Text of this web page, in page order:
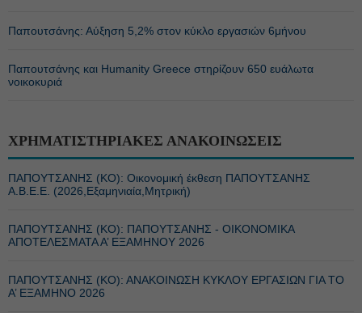
Παπουτσάνης: Αύξηση 5,2% στον κύκλο εργασιών 6μήνου
Παπουτσάνης και Humanity Greece στηρίζουν 650 ευάλωτα
νοικοκυριά
ΧΡΗΜΑΤΙΣΤΗΡΙΑΚΕΣ ΑΝΑΚΟΙΝΩΣΕΙΣ
ΠΑΠΟΥΤΣΑΝΗΣ (ΚΟ): Οικονομική έκθεση ΠΑΠΟΥΤΣΑΝΗΣ
Α.Β.Ε.Ε. (2026,Εξαμηνιαία,Μητρική)
ΠΑΠΟΥΤΣΑΝΗΣ (ΚΟ): ΠΑΠΟΥΤΣΑΝΗΣ - ΟΙΚΟΝΟΜΙΚΑ
ΑΠΟΤΕΛΕΣΜΑΤΑ Α’ ΕΞΑΜΗΝΟΥ 2026
ΠΑΠΟΥΤΣΑΝΗΣ (ΚΟ): ΑΝΑΚΟΙΝΩΣΗ ΚΥΚΛΟΥ ΕΡΓΑΣΙΩΝ ΓΙΑ ΤΟ
A’ ΕΞΑΜΗΝΟ 2026